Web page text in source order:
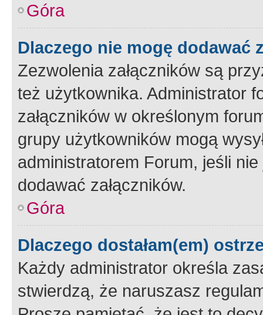
Góra
Dlaczego nie mogę dodawać
Zezwolenia załączników są
też użytkownika. Administrator
załączników w określonym
grupy użytkowników mogą
administratorem Forum, jeśli
dodawać załączników.
Góra
Dlaczego dostałam(em)
Każdy administrator określa
stwierdzą, że naruszasz